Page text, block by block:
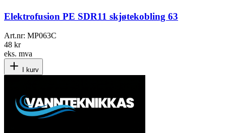
Elektrofusion PE SDR11 skjøtekobling 63
Art.nr: MP063C
48 kr
eks. mva
I kurv